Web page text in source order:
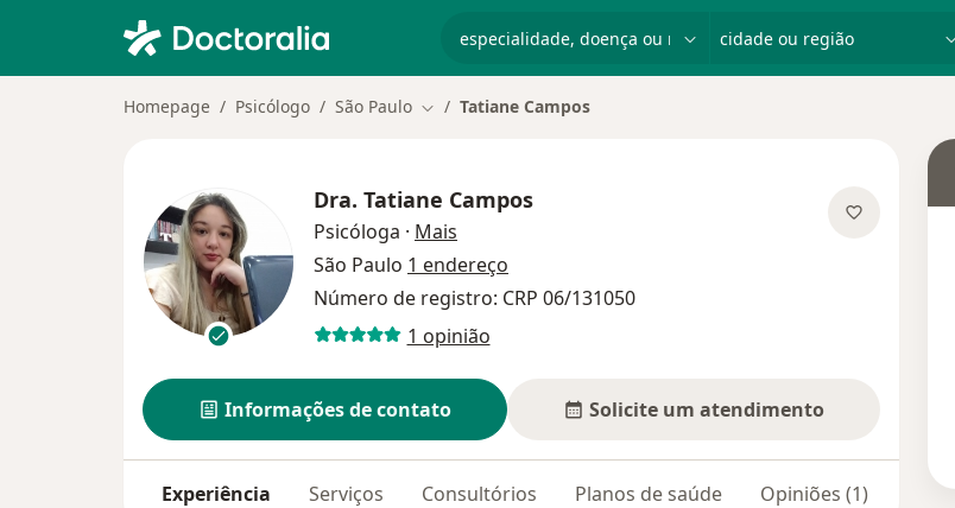
Homepage Psicólogo São Paulo Mudar de cidade
Tatiane Campos
Dra. Tatiane Campos
Psicóloga · Mais
São Paulo 1 endereço
Número de registro: CRP 06/131050
1 opinião
Informações de contato Solicite um atendimento
Experiência Serviços Consultórios Planos de saúde Opiniões (1)